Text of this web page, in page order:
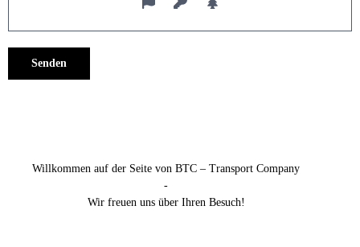
Willkommen auf der Seite von BTC – Transport Company
-
Wir freuen uns über Ihren Besuch!